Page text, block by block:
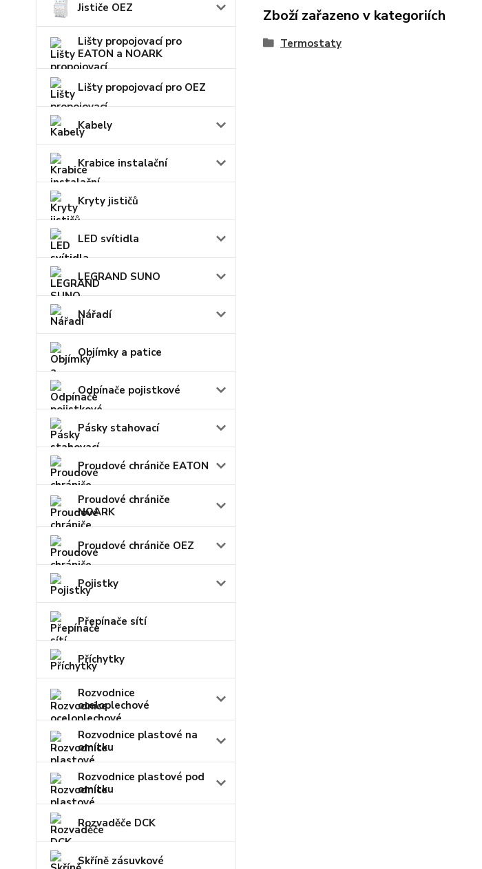
Jističe OEZ
Lišty propojovací pro
EATON a NOARK
Lišty propojovací pro OEZ
Kabely
Krabice instalační
Kryty jističů
LED svítidla
LEGRAND SUNO
Nářadí
Objímky a patice
Odpínače pojistkové
Pásky stahovací
Proudové chrániče EATON
Proudové chrániče
NOARK
Proudové chrániče OEZ
Pojistky
Přepínače sítí
Příchytky
Rozvodnice
oceloplechové
Rozvodnice plastové na
omítku
Rozvodnice plastové pod
omítku
Rozvaděče DCK
Skříně zásuvkové
Zboží zařazeno v kategoriích
Termostaty